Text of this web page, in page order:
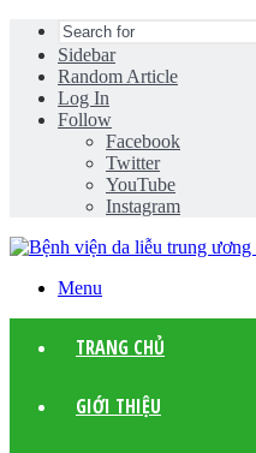
Sidebar
Random Article
Log In
Follow
Facebook
Twitter
YouTube
Instagram
Menu
TRANG CHỦ
GIỚI THIỆU